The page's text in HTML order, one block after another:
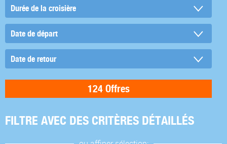
FILTRE AVEC DES CRITÈRES DÉTAILLÉS